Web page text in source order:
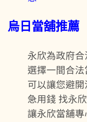
烏日當舖推薦
永欣為政府
選擇一間合法
可以讓您避
急用錢 找永
讓永欣當舖